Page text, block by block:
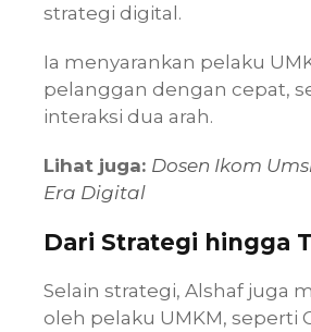
strategi digital.
Ia menyarankan pelaku
pelanggan dengan cepat,
interaksi dua arah.
Lihat juga: Dosen Ikom
Era Digital
Dari Strategi hingga
Selain strategi, Alshaf juga
oleh pelaku UMKM, seperti